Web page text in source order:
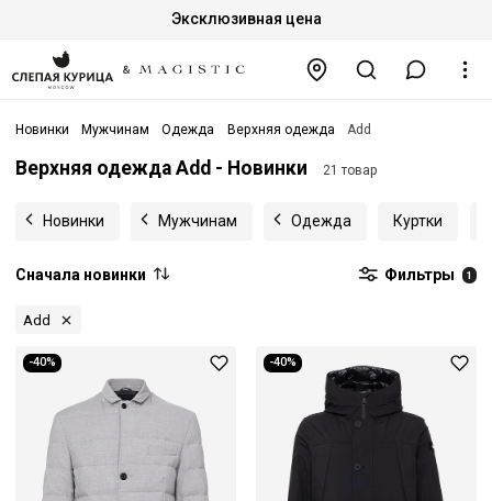
Эксклюзивная цена
Новинки Мужчинам Одежда Верхняя одежда Add
Верхняя одежда Add - Новинки 21 товар
Новинки Мужчинам Одежда Куртки
Сначала новинки Фильтры 1
Add
-40% -40%